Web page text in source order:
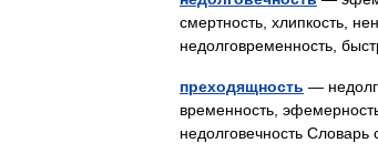
смертность, хлипкость,
недолговременность,
преходящность —
временность,
недолговечность